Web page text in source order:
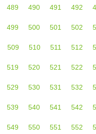
489 490 491 492
499 500 501 502
509 510 511 512
519 520 521 522
529 530 531 532
539 540 541 542
549 550 551 552